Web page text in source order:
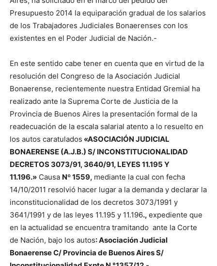
Presupuesto 2014 la equiparación gradual de los salarios
de los Trabajadores Judiciales Bonaerenses con los
existentes en el Poder Judicial de Nación.-
En este sentido cabe tener en cuenta que en virtud de la
resolución del Congreso de la Asociación Judicial
Bonaerense, recientemente nuestra Entidad Gremial ha
realizado ante la Suprema Corte de Justicia de la
Provincia de Buenos Aires la presentación formal de la
readecuación de la escala salarial atento a lo resuelto en
los autos caratulados «ASOCIACIÓN JUDICIAL
BONAERENSE (A.J.B.) S/ INCONSTITUCIONALIDAD
DECRETOS 3073/91, 3640/91, LEYES 11.195 Y
11.196.» Causa Nº 1559, mediante la cual con fecha
14/10/2011 resolvió hacer lugar a la demanda y declarar la
inconstitucionalidad de los decretos 3073/1991 y
3641/1991 y de las leyes 11.195 y 11.196., expediente que
en la actualidad se encuentra tramitando ante la Corte
de Nación, bajo los autos: Asociación Judicial
Bonaerense C/ Provincia de Buenos Aires S/